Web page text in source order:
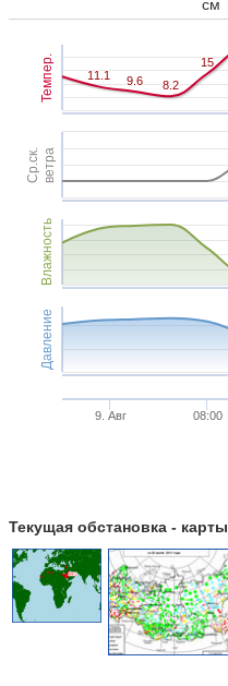
см
Темпер.
Ср.ск.ветра
Влажность
Давление
11.1
11.1 9.6
9.6 8.2
8.2
15
15
9. Авг 08:00
Текущая обстановка - карты